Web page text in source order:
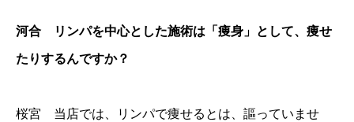
河合 リンパを中心とした施術は「痩身」として、痩せ
たりするんですか？
桜宮 当店では、リンパで痩せるとは、謳っていませ